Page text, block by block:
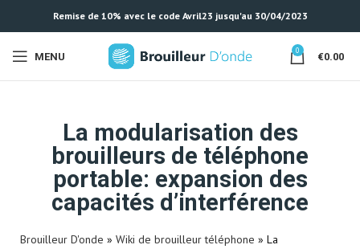
Remise de 10% avec le code Avril23 jusqu'au 30/04/2023
MENU 0 €0.00
La modularisation des
brouilleurs de téléphone
portable: expansion des
capacités d’interférence
Brouilleur D'onde » Wiki de brouilleur téléphone » La